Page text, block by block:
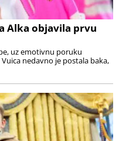
Alka objavila prvu
uz emotivnu poruku
nedavno je postala baka,